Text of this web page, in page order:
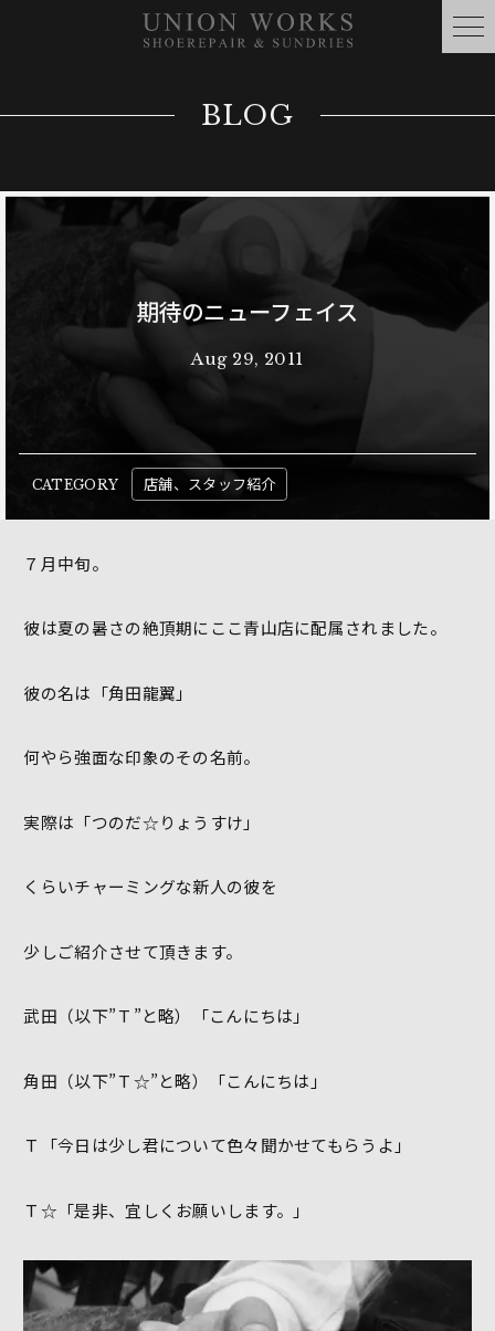
BLOG
期待のニューフェイス
Aug 29, 2011
CATEGORY 店舗、スタッフ紹介
７月中旬。
彼は夏の暑さの絶頂期にここ青山店に配属されました。
彼の名は「角田龍翼」
何やら強面な印象のその名前。
実際は「つのだ☆りょうすけ」
くらいチャーミングな新人の彼を
少しご紹介させて頂きます。
武田（以下”Ｔ”と略）「こんにちは」
角田（以下”Ｔ☆”と略）「こんにちは」
Ｔ「今日は少し君について色々聞かせてもらうよ」
Ｔ☆「是非、宜しくお願いします。」